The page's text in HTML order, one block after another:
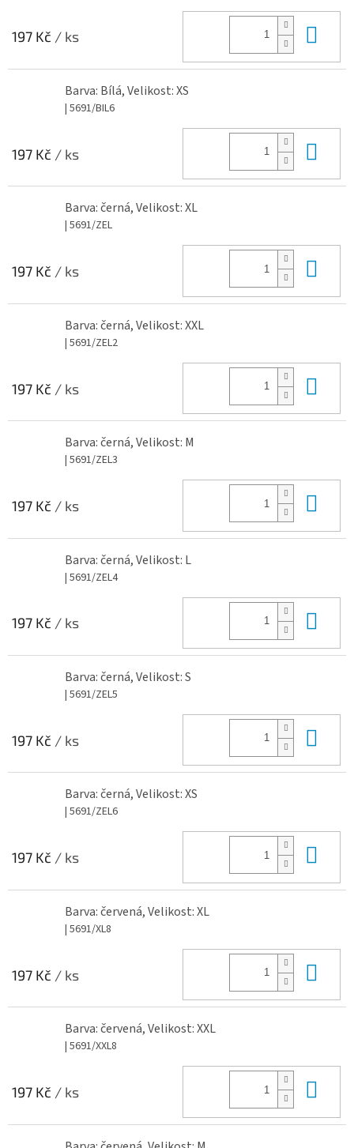
197 Kč / ks
Barva: Bílá, Velikost: XS
| 5691/BIL6
197 Kč / ks
Barva: černá, Velikost: XL
| 5691/ZEL
197 Kč / ks
Barva: černá, Velikost: XXL
| 5691/ZEL2
197 Kč / ks
Barva: černá, Velikost: M
| 5691/ZEL3
197 Kč / ks
Barva: černá, Velikost: L
| 5691/ZEL4
197 Kč / ks
Barva: černá, Velikost: S
| 5691/ZEL5
197 Kč / ks
Barva: černá, Velikost: XS
| 5691/ZEL6
197 Kč / ks
Barva: červená, Velikost: XL
| 5691/XL8
197 Kč / ks
Barva: červená, Velikost: XXL
| 5691/XXL8
197 Kč / ks